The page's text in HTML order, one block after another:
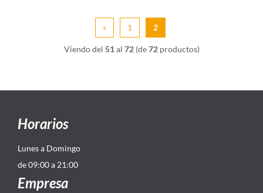
« 1 2
Viendo del 51 al 72(de72productos)
Horarios
Lunes a Domingo
de 09:00 a 21:00
Empresa